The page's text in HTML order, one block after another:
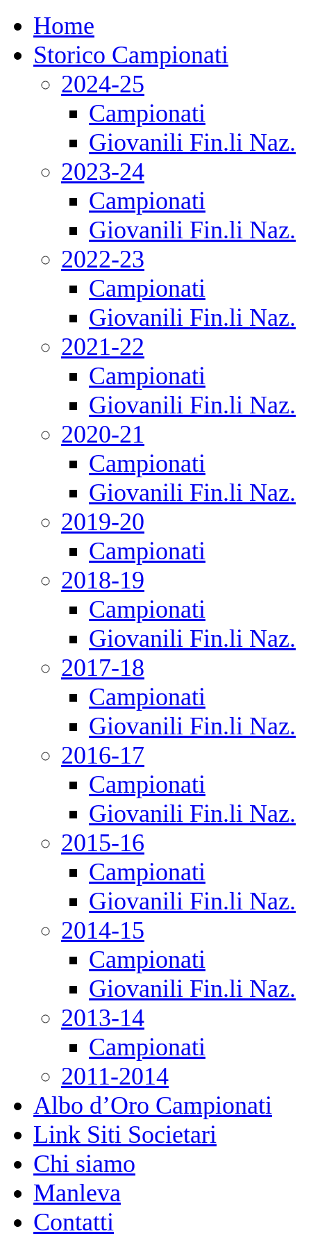
Home
Storico Campionati
2024-25
Campionati
Giovanili Fin.li Naz.
2023-24
Campionati
Giovanili Fin.li Naz.
2022-23
Campionati
Giovanili Fin.li Naz.
2021-22
Campionati
Giovanili Fin.li Naz.
2020-21
Campionati
Giovanili Fin.li Naz.
2019-20
Campionati
2018-19
Campionati
Giovanili Fin.li Naz.
2017-18
Campionati
Giovanili Fin.li Naz.
2016-17
Campionati
Giovanili Fin.li Naz.
2015-16
Campionati
Giovanili Fin.li Naz.
2014-15
Campionati
Giovanili Fin.li Naz.
2013-14
Campionati
2011-2014
Albo d’Oro Campionati
Link Siti Societari
Chi siamo
Manleva
Contatti